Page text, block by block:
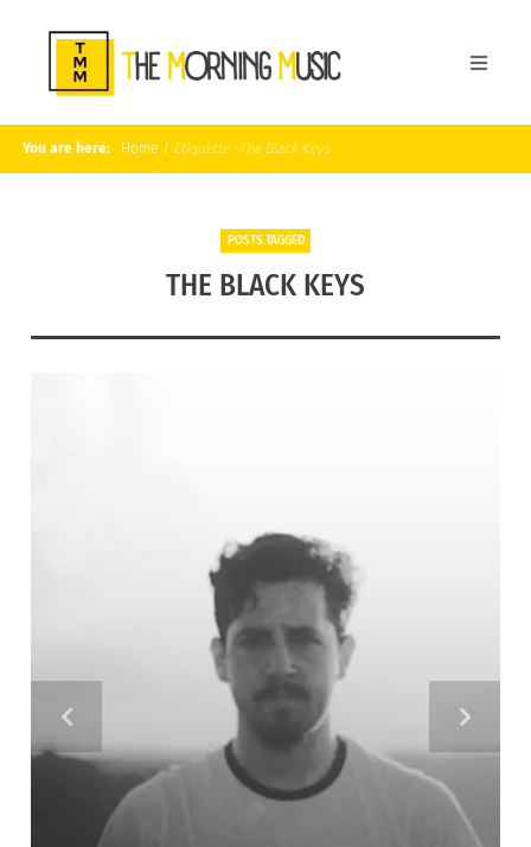
You are here: Home / Étiquette : The Black Keys
POSTS TAGGED
THE BLACK KEYS